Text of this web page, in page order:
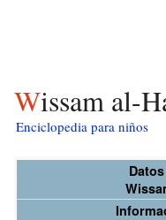
Wissam al-
Enciclopedia para niños